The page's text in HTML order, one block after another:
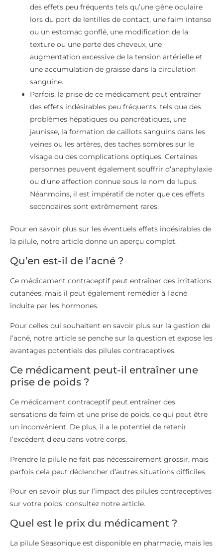
des effets peu fréquents tels qu’une gêne oculaire
lors du port de lentilles de contact, une faim intense
ou un estomac gonflé, une modification de la
texture ou une perte des cheveux, une
augmentation excessive de la tension artérielle et
une accumulation de graisse dans la circulation
sanguine.
Parfois, la prise de ce médicament peut entraîner
des effets indésirables peu fréquents, tels que des
problèmes hépatiques ou pancréatiques, une
jaunisse, la formation de caillots sanguins dans les
veines ou les artères, des taches sombres sur le
visage ou des complications optiques. Certaines
personnes peuvent également souffrir d’anaphylaxie
ou d’une affection connue sous le nom de lupus.
Néanmoins, il est impératif de noter que ces effets
secondaires sont extrêmement rares.
Pour en savoir plus sur les éventuels effets indésirables de
la pilule, notre article donne un aperçu complet.
Qu’en est-il de l’acné ?
Ce médicament contraceptif peut entraîner des irritations
cutanées, mais il peut également remédier à l’acné
induite par les hormones.
Pour celles qui souhaitent en savoir plus sur la gestion de
l’acné, notre article se penche sur la question et expose les
avantages potentiels des pilules contraceptives.
Ce médicament peut-il entraîner une
prise de poids ?
Ce médicament contraceptif peut entraîner des
sensations de faim et une prise de poids, ce qui peut être
un inconvénient. De plus, il a le potentiel de retenir
l’excédent d’eau dans votre corps.
Prendre la pilule ne fait pas nécessairement grossir, mais
parfois cela peut déclencher d’autres situations difficiles.
Pour en savoir plus sur l’impact des pilules contraceptives
sur votre poids, consultez notre article.
Quel est le prix du médicament ?
La pilule Seasonique est disponible en pharmacie, mais les